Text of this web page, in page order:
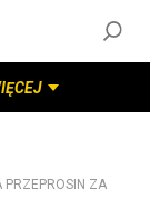
PRZEPROSIN ZA